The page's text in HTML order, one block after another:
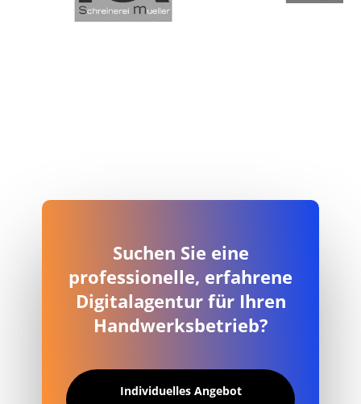
Suchen Sie eine
professionelle, erfahrene
Digitalagentur für Ihren
Handwerksbetrieb?
Individuelles Angebot